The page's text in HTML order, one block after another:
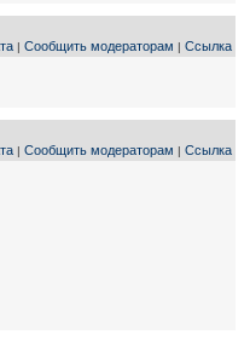
| Сообщить модераторам | Ссылка
| Сообщить модераторам | Ссылка